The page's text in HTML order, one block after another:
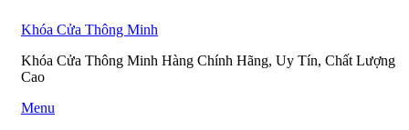
Khóa Cửa Thông Minh
Khóa Cửa Thông Minh Hàng Chính Hãng, Uy Tín, Chất Lượng
Cao
Skip
Menu